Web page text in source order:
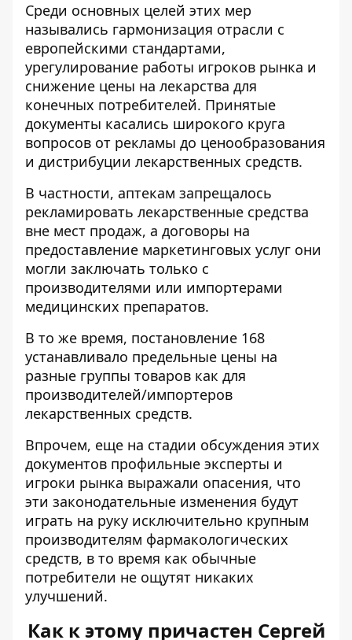
Среди основных целей этих мер
назывались гармонизация отрасли с
европейскими стандартами,
урегулирование работы игроков рынка и
снижение цены на лекарства для
конечных потребителей. Принятые
документы касались широкого круга
вопросов от рекламы до ценообразования
и дистрибуции лекарственных средств.
В частности, аптекам запрещалось
рекламировать лекарственные средства
вне мест продаж, а договоры на
предоставление маркетинговых услуг они
могли заключать только с
производителями или импортерами
медицинских препаратов.
В то же время, постановление 168
устанавливало предельные цены на
разные группы товаров как для
производителей/импортеров
лекарственных средств.
Впрочем, еще на стадии обсуждения этих
документов профильные эксперты и
игроки рынка выражали опасения, что
эти законодательные изменения будут
играть на руку исключительно крупным
производителям фармакологических
средств, в то время как обычные
потребители не ощутят никаких
улучшений.
Как к этому причастен Сергей